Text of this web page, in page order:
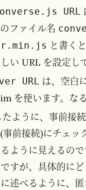
URL
ファイル名
と書く
い URL を設定し
URL は、空白
使います。なる
たように、事前接
(事前接続)にチェッ
ように見えるので
すが、具体的に
述べるように、